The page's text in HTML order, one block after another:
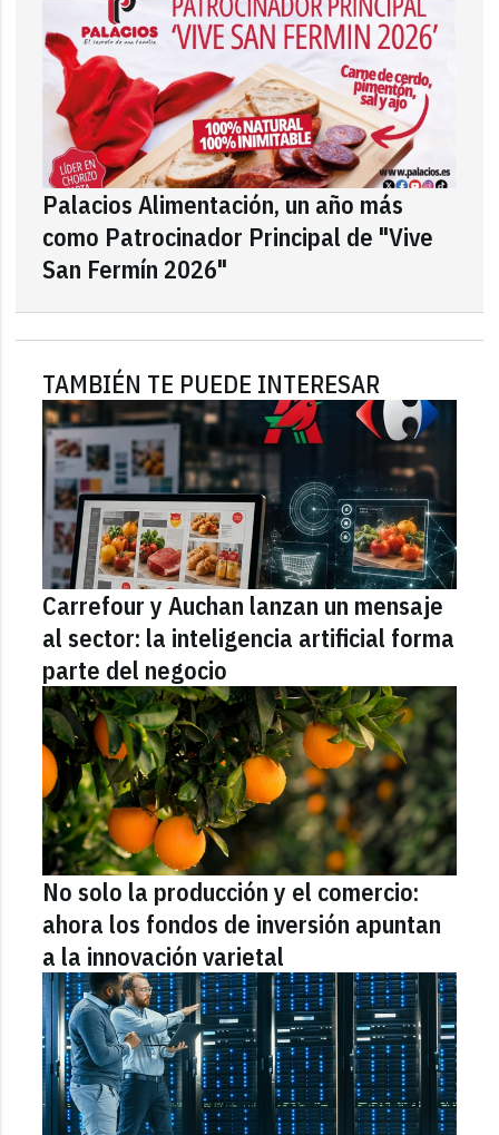
Palacios Alimentación, un año más
como Patrocinador Principal de "Vive
San Fermín 2026"
TAMBIÉN TE PUEDE INTERESAR
Carrefour y Auchan lanzan un mensaje
al sector: la inteligencia artificial forma
parte del negocio
No solo la producción y el comercio:
ahora los fondos de inversión apuntan
a la innovación varietal